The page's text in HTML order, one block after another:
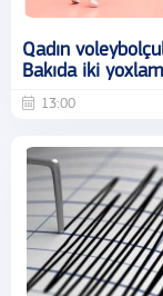
Qadın
Bakıda iki
13:00